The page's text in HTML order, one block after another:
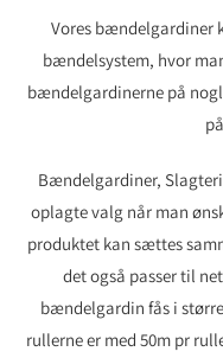
Vores bændelgardiner
bændelsystem, hvor
bændelgardinerne på
Bændelgardiner,
oplagte valg når man
produktet kan sættes
det også passer til
bændelgardin fås i
rullerne er med 50m pr